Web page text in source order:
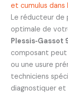
et cumulus dans
Le réducteur de
optimale de
Plessis‑Gassot
composant peut
ou une usure
techniciens
diagnostiquer